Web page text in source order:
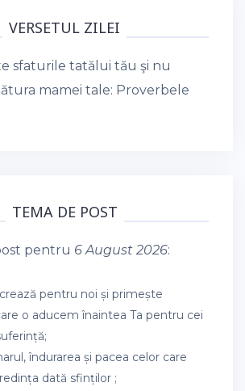
VERSETUL ZILEI
sfaturile tatălui tău şi nu
mamei tale: Proverbele
TEMA DE POST
pentru 6 August 2026:
pentru noi și primește
o aducem înaintea Ta pentru cei
îndurarea și pacea celor care
dată sfinților ;